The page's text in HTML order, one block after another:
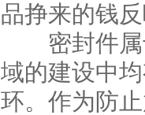
品挣来的钱
密封件属于
域的建设中
环。作为防